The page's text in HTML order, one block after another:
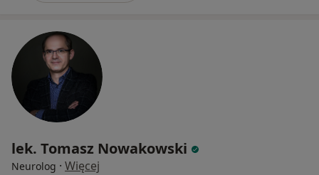
lek. Tomasz Nowakowski
Neurolog · Więcej